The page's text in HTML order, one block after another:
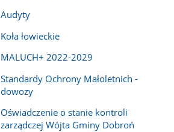
Audyty
Koła łowieckie
MALUCH+ 2022-2029
Standardy Ochrony Małoletnich -
dowozy
Oświadczenie o stanie kontroli
zarządczej Wójta Gminy Dobroń